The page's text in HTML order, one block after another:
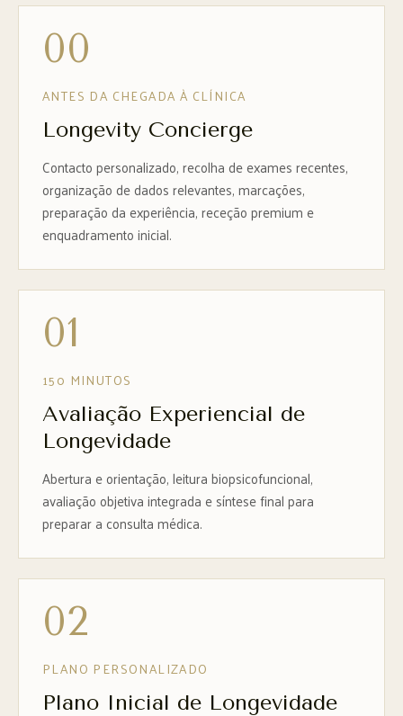
00
ANTES DA CHEGADA À CLÍNICA
Longevity Concierge
Contacto personalizado, recolha de exames recentes,
organização de dados relevantes, marcações,
preparação da experiência, receção premium e
enquadramento inicial.
01
150 MINUTOS
Avaliação Experiencial de
Longevidade
Abertura e orientação, leitura biopsicofuncional,
avaliação objetiva integrada e síntese final para
preparar a consulta médica.
02
PLANO PERSONALIZADO
Plano Inicial de Longevidade